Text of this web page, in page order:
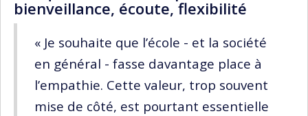
bienveillance, écoute, flexibilité
« Je souhaite que l’école - et la société
en général - fasse davantage place à
l’empathie. Cette valeur, trop souvent
mise de côté, est pourtant essentielle